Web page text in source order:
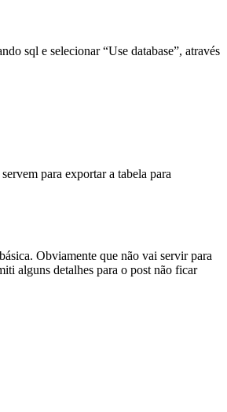
sql e selecionar “Use database”, através
para exportar a tabela para
Obviamente que não vai servir para
alguns detalhes para o post não ficar